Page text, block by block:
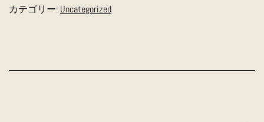
カテゴリー: Uncategorized